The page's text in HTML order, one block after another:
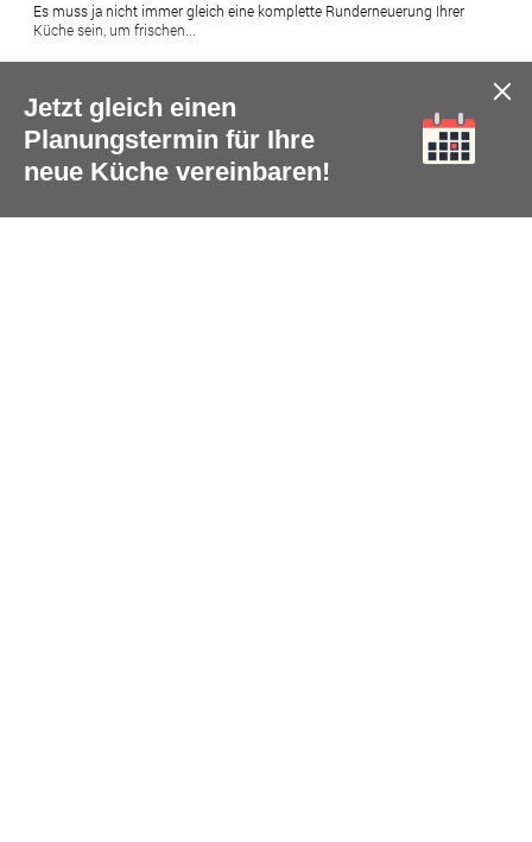
Es muss ja nicht immer gleich eine komplette Runderneuerung Ihrer
Küche sein, um frischen...
Mehr
Pflegetipps
Pflegetipps für Ihre Küche
Die regelmäßige Pflege Ihrer Einbauküche bedeutet Werterhaltung und
Jetzt gleich einen
Planungstermin für Ihre
neue Küche vereinbaren!